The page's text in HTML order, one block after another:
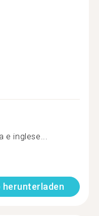
e inglese...
herunterladen